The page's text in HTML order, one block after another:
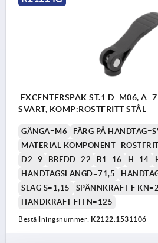
EXCENTERSPAK ST.1 D=M06,
SVART, KOMP:ROSTFRITT STÅL
GÄNGA=M6
FÄRG PÅ
MATERIAL
D2=9
BREDD=22 B1=16 H=14
HANDTAGSLÄNGD=71,5
SLAG S=1,15
SPÄNNKRAFT F
HANDKRAFT FH N=125
Beställningsnummer: K2122.1531106